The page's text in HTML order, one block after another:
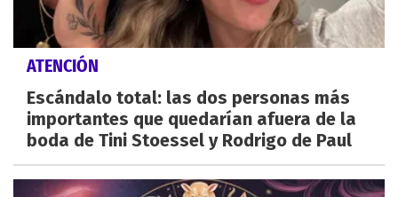
ATENCIÓN
Escándalo total: las dos personas más
importantes que quedarían afuera de la
boda de Tini Stoessel y Rodrigo de Paul